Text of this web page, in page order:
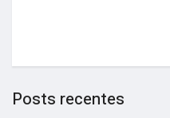
Posts recentes